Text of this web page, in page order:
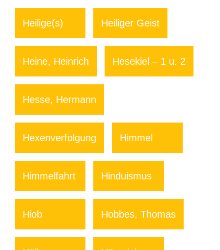
Heilige(s) Heiliger Geist
Heine, Heinrich Hesekiel – 1 u. 2
Hesse, Hermann
Hexenverfolgung Himmel
Himmelfahrt Hinduismus
Hiob Hobbes, Thomas